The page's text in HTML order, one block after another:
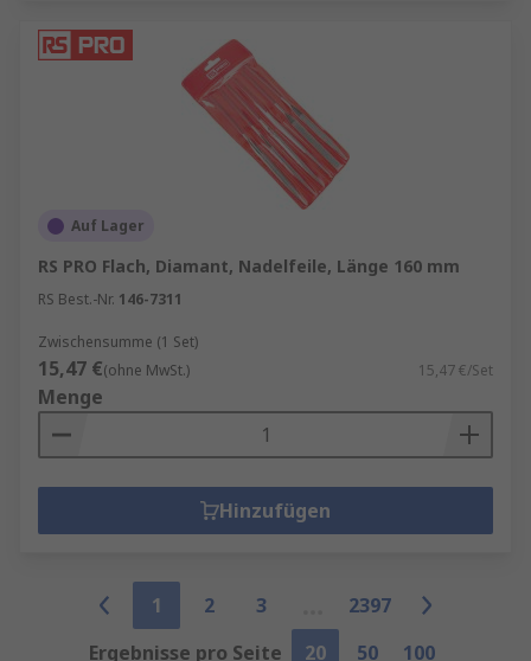
Auf Lager
RS PRO Flach, Diamant, Nadelfeile, Länge 160 mm
RS Best.-Nr. 146-7311
Zwischensumme (1 Set)
15,47 €(ohne MwSt.) 15,47 €/Set
Menge
Hinzufügen
1 2 3
2397
Ergebnisse pro Seite
20 50 100